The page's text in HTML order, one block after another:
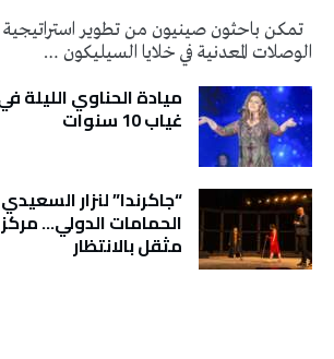
تمكن باحثون صينيون من تطوير
الوصلات المعدنية في خلايا السيليكون …
ميادة الحناوي الليلة
غياب 10 سنوات
“جاكرندا” لنزار
الحمامات الدولي… مركز
مثقل بالانتظار